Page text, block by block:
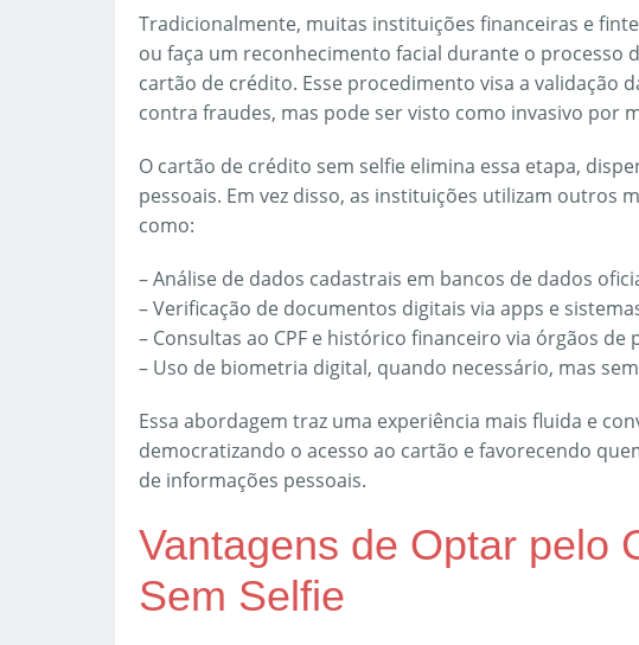
Tradicionalmente, muitas instituições financeiras e
ou faça um reconhecimento facial durante o processo
cartão de crédito. Esse procedimento visa a validação
contra fraudes, mas pode ser visto como invasivo por
O cartão de crédito sem selfie elimina essa etapa,
pessoais. Em vez disso, as instituições utilizam outros
como:
– Análise de dados cadastrais em bancos de dados
– Verificação de documentos digitais via apps e
– Consultas ao CPF e histórico financeiro via órgãos
– Uso de biometria digital, quando necessário, mas
Essa abordagem traz uma experiência mais fluida e
democratizando o acesso ao cartão e favorecendo
de informações pessoais.
Vantagens de Optar pelo
Sem Selfie